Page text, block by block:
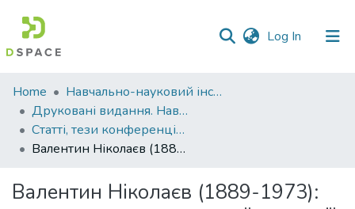
Log In (current)
Communities
&
Collections
Statistics
Home
Навчально-науковий інститут агротехнологій, селекції та екології
Друковані видання. Навчально-науковий інститут агротехнологій, селекції та екології
Статті, тези конференцій. Навчально-науковий інститут агротехнологій, селекції та екології
Валентин Ніколаєв (1889-1973): житепис людини великої ерудиції
Валентин Ніколаєв (1889-1973):